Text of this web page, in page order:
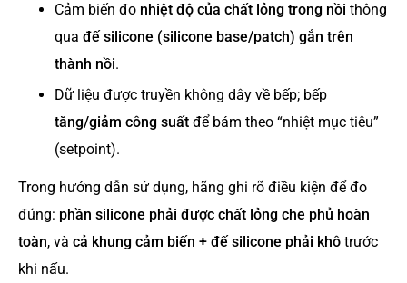
Cảm biến đo nhiệt độ của chất lỏng trong nồi thông
qua đế silicone (silicone base/patch) gắn trên
thành nồi.
Dữ liệu được truyền không dây về bếp; bếp
tăng/giảm công suất để bám theo “nhiệt mục tiêu”
(setpoint).
Trong hướng dẫn sử dụng, hãng ghi rõ điều kiện để đo
đúng: phần silicone phải được chất lỏng che phủ hoàn
toàn, và cả khung cảm biến + đế silicone phải khô trước
khi nấu.